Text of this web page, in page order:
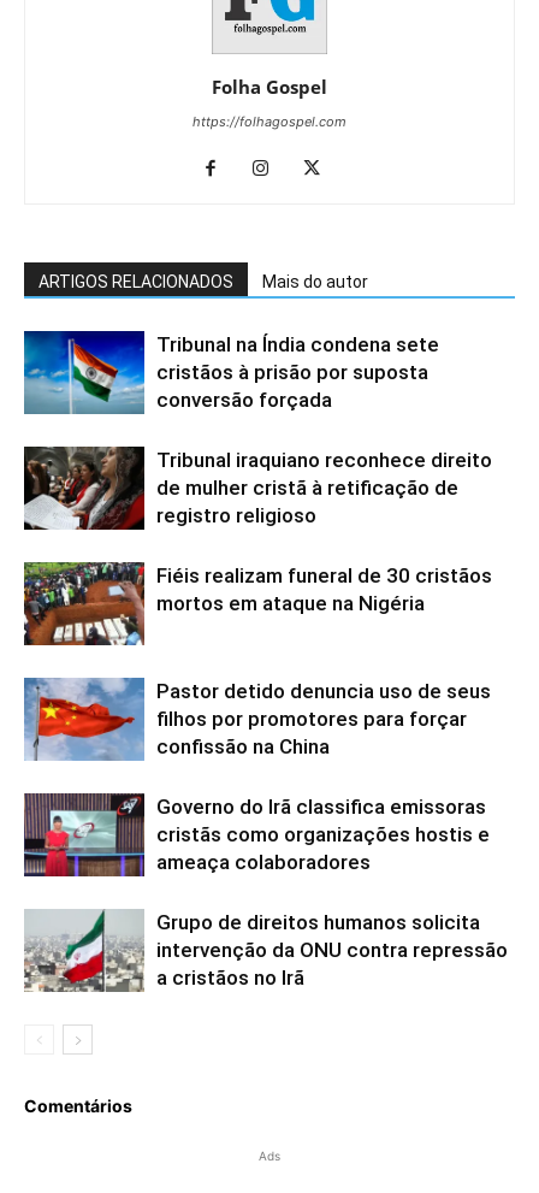
Folha Gospel
https://folhagospel.com
ARTIGOS RELACIONADOS Mais do autor
Tribunal na Índia condena sete
cristãos à prisão por suposta
conversão forçada
Tribunal iraquiano reconhece direito
de mulher cristã à retificação de
registro religioso
Fiéis realizam funeral de 30 cristãos
mortos em ataque na Nigéria
Pastor detido denuncia uso de seus
filhos por promotores para forçar
confissão na China
Governo do Irã classifica emissoras
cristãs como organizações hostis e
ameaça colaboradores
Grupo de direitos humanos solicita
intervenção da ONU contra repressão
a cristãos no Irã
Comentários
Ads